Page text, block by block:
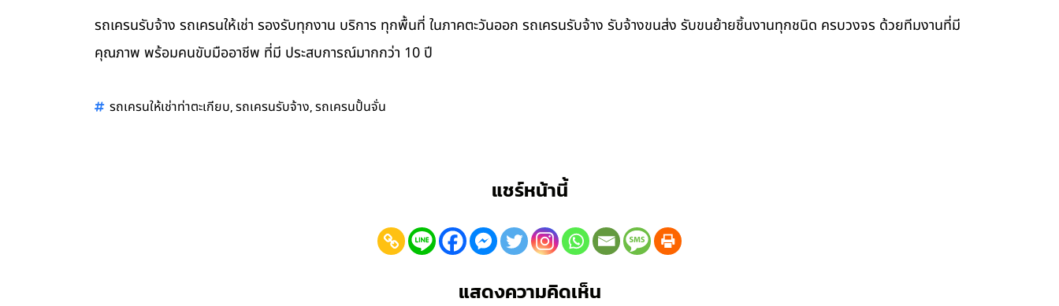
รถเครนรับจ้าง รถเครนให้เช่า รองรับทุกงาน บริการ ทุกพื้นที่ ในภาคตะวันออก รถเครนรับจ้าง รับจ้างขนส่ง รับขนย้ายชิ้นงานทุกชนิด ครบวงจร ด้วยทีมงานที่มี
คุณภาพ พร้อมคนขับมืออาชีพ ที่มี ประสบการณ์มากกว่า 10 ปี
รถเครนให้เช่าท่าตะเกียบ,รถเครนรับจ้าง,รถเครนปั้นจั่น
แชร์หน้านี้
แสดงความคิดเห็น